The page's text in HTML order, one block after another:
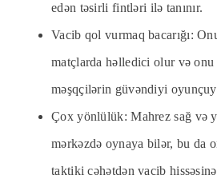
edən təsirli fintləri ilə tanınır.
Vacib qol vurmaq bacarığı:
matçlarda həlledici olur və
məşqçilərin güvəndiyi
Çox yönlülük: Mahrez sağ və
mərkəzdə oynaya bilər, bu da
taktiki cəhətdən vacib